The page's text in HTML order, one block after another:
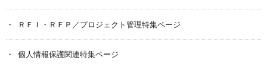
ＲＦＩ・ＲＦＰ／プロジェクト管理特集ページ
個人情報保護関連特集ページ